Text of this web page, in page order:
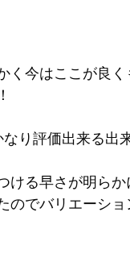
く今はここが良
り評価出来る出来
ける早さが明ら
でバリエーショ